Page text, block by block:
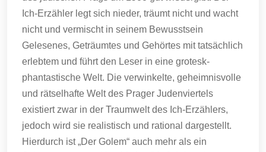
Ich-Erzähler legt sich nieder, träumt nicht und wacht
nicht und vermischt in seinem Bewusstsein
Gelesenes, Geträumtes und Gehörtes mit tatsächlich
erlebtem und führt den Leser in eine grotesk-
phantastische Welt. Die verwinkelte, geheimnisvolle
und rätselhafte Welt des Prager Judenviertels
existiert zwar in der Traumwelt des Ich-Erzählers,
jedoch wird sie realistisch und rational dargestellt.
Hierdurch ist „Der Golem“ auch mehr als ein